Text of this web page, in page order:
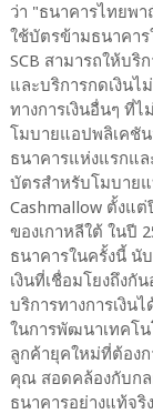
ว่า "ธนาคารไทยพ
ใช้บัตรข้ามธนาคาร
SCB สามารถให้บริ
และบริการกดเงินไ
ทางการเงินอื่นๆ ที่ไ
โมบายแอปพลิเคชัน
ธนาคารแห่งแรกแล
บัตรสำหรับโมบาย
Cashmallow ตั้งแ
ของเกาหลีใต้ ในปี
ธนาคารในครั้งนี้ นั
เงินที่เชื่อมโยงถึงกั
บริการทางการเงิน
ในการพัฒนาเทคโ
ลูกค้ายุคใหม่ที่ต้องก
คุณ สอดคล้องกับกล
ธนาคารอย่างแท้จริ